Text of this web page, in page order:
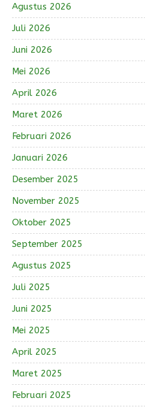
Agustus 2026
Juli 2026
Juni 2026
Mei 2026
April 2026
Maret 2026
Februari 2026
Januari 2026
Desember 2025
November 2025
Oktober 2025
September 2025
Agustus 2025
Juli 2025
Juni 2025
Mei 2025
April 2025
Maret 2025
Februari 2025